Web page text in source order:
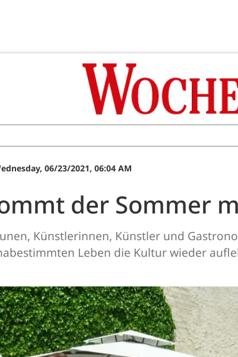
06/23/2021, 06:04 AM
der Sommer
Künstlerinnen, Künstler und
Leben die Kultur wieder